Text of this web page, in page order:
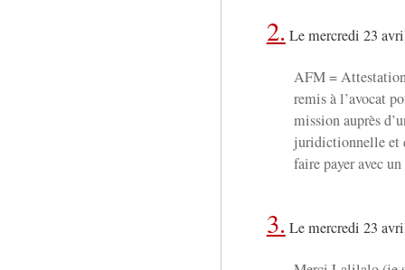
2. Le mercredi 23
AFM =
remis à l’avocat
mission auprès
juridictionnelle et
faire payer avec
3. Le mercredi 23